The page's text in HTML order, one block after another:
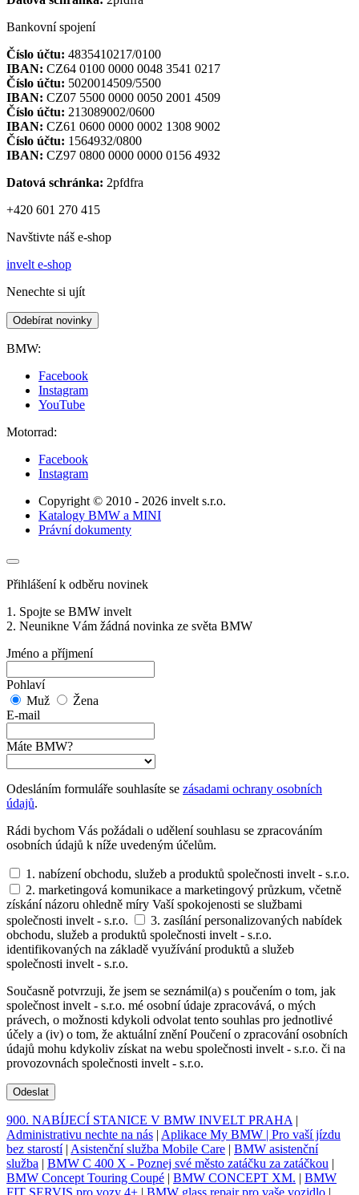
Bankovní spojení
Číslo účtu: 4835410217/0100
IBAN: CZ64 0100 0000 0048 3541 0217
Číslo účtu: 5020014509/5500
IBAN: CZ07 5500 0000 0050 2001 4509
Číslo účtu: 213089002/0600
IBAN: CZ61 0600 0000 0002 1308 9002
Číslo účtu: 1564932/0800
IBAN: CZ97 0800 0000 0000 0156 4932
Datová schránka: 2pfdfra
+420 601 270 415
Navštivte náš e-shop
invelt e-shop
Nenechte si ujít
Odebírat novinky
BMW:
Facebook
Instagram
YouTube
Motorrad:
Facebook
Instagram
Copyright © 2010 - 2026 invelt s.r.o.
Katalogy BMW a MINI
Právní dokumenty
Přihlášení k odběru novinek
1. Spojte se BMW invelt
2. Neunikne Vám žádná novinka ze světa BMW
Jméno a příjmení
Pohlaví
Muž
Žena
E-mail
Máte BMW?
Odesláním formuláře souhlasíte se zásadami ochrany osobních
údajů.
Rádi bychom Vás požádali o udělení souhlasu se zpracováním
osobních údajů k níže uvedeným účelům.
1. nabízení obchodu, služeb a produktů společnosti invelt - s.r.o.
2. marketingová komunikace a marketingový průzkum, včetně
získání názoru ohledně míry Vaší spokojenosti se službami
společnosti invelt - s.r.o.
3. zasílání personalizovaných nabídek
obchodu, služeb a produktů společnosti invelt - s.r.o.
identifikovaných na základě využívání produktů a služeb
společnosti invelt - s.r.o.
Současně potvrzuji, že jsem se seznámil(a) s poučením o tom, jak
společnost invelt - s.r.o. mé osobní údaje zpracovává, o mých
právech, o možnosti kdykoli odvolat tento souhlas pro jednotlivé
účely a (iv) o tom, že aktuální znění Poučení o zpracování osobních
údajů mohu kdykoliv získat na webu společnosti invelt - s.r.o. či na
provozovnách společnosti invelt - s.r.o.
Odeslat
900. NABÍJECÍ STANICE V BMW INVELT PRAHA |
Administrativu nechte na nás | Aplikace My BMW | Pro vaší jízdu
bez starostí| Asistenční služba Mobile Care | BMW asistenční
služba | BMW C 400 X - Poznej své město zatáčku za zatáčkou |
BMW Concept Touring Coupé | BMW CONCEPT XM. | BMW